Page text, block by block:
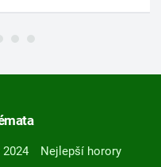
Nejlepší horory